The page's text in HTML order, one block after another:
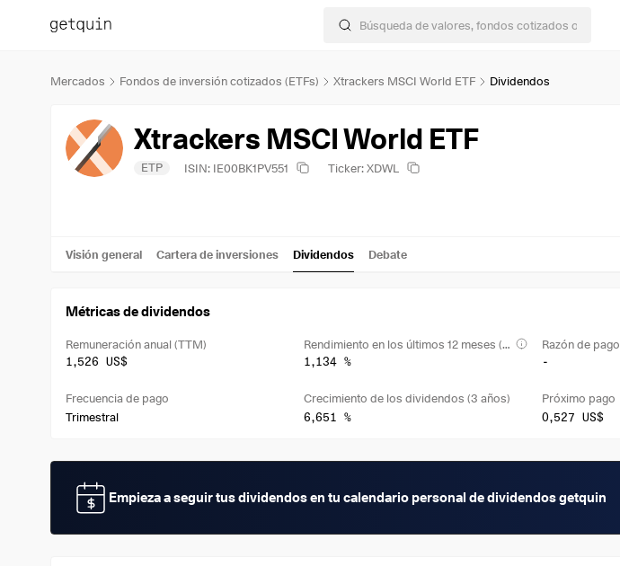
Mercados Fondos de inversión cotizados (ETFs) Xtrackers MSCI World ETF Dividendos
Xtrackers MSCI World ETF
ETP ISIN: IE00BK1PV551 Ticker: XDWL
Visión general Cartera de inversiones Dividendos Debate
Métricas de dividendos
Remuneración anual (TTM)
1,526 US$
Rendimiento en los últimos 12 meses (TTM)
1,134 %
Razón de pago
-
Frecuencia de pago
Trimestral
Crecimiento de los dividendos (3 años)
6,651 %
Próximo pago
0,527 US$
Empieza a seguir tus dividendos en tu calendario personal de dividendos getquin